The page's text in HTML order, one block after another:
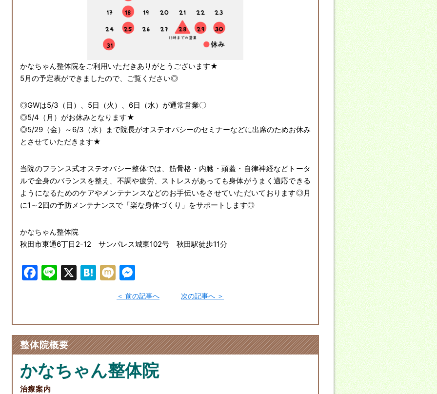
かなちゃん整体院をご利用いただきありがとうございます★
5月の予定表ができましたので、ご覧ください◎
◎GWは5/3（日）、5日（火）、6日（水）が通常営業〇
◎5/4（月）がお休みとなります★
◎5/29（金）～6/3（水）まで院長がオステオパシーのセミナーなどに出席のためお休み
とさせていただきます★
当院のフランス式オステオパシー整体では、筋骨格・内臓・頭蓋・自律神経などトータ
ルで全身のバランスを整え、不調や疲労、ストレスがあっても身体がうまく適応できる
ようになるためのケアやメンテナンスなどのお手伝いをさせていただいております◎月
に1～2回の予防メンテナンスで「楽な身体づくり」をサポートします◎
かなちゃん整体院
秋田市東通6丁目2-12 サンパレス城東102号 秋田駅徒歩11分
F
b
o
o
k
Li X
H
a
M
ix
i
e
s
e
n
g
er
前の記事へ 次の記事へ
整体院概要
かなちゃん整体院
治療案内